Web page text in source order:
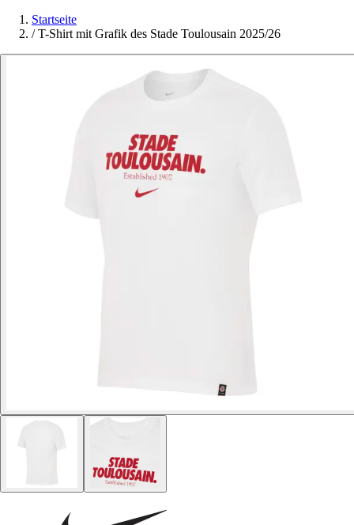
Startseite
/ T-Shirt mit Grafik des Stade Toulousain 2025/26